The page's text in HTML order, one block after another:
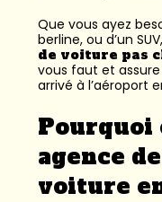
Que vous ayez
berline, ou d’un
de voiture pas
vous faut et
arrivé à l’aéroport
agence
voiture